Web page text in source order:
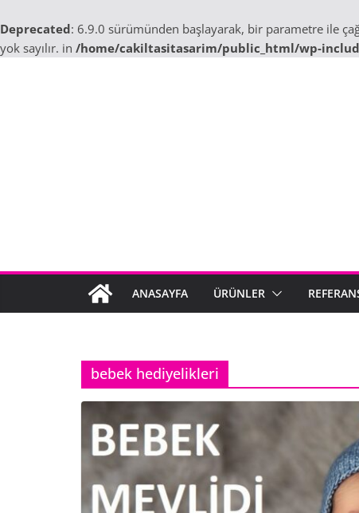
Deprecated: 6.9.0 sürümünden başlayarak, bir parametre ile
yok sayılır. in /home/cakiltasitasarim/public_html/wp-
ANASAYFA ÜRÜNLER
bebek hediyelikleri